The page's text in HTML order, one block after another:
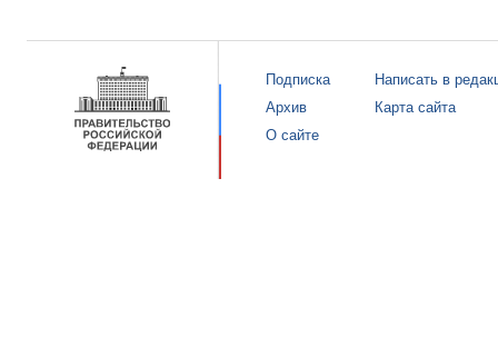
Подписка
Архив
О сайте
Написать в
Карта сайта